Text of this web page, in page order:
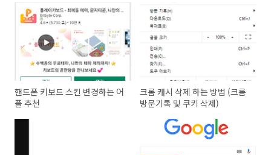
핸드폰 키보드 스킨 변경하는 어
플 추천
크롬 캐시 삭제 하는 방법 (크롬
방문기록 및 쿠키 삭제)